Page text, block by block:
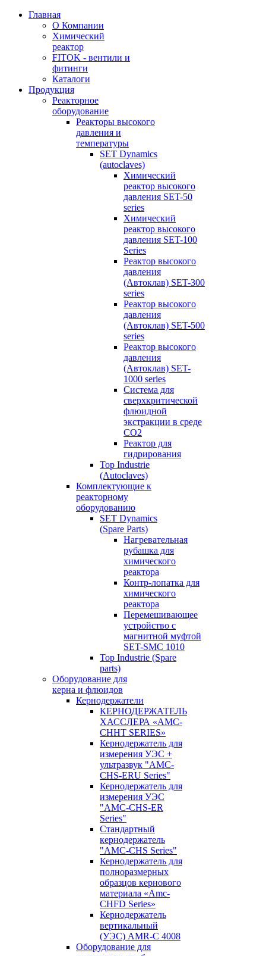
Главная
О Компании
Химический
реактор
FITOK - вентили и
фитинги
Каталоги
Продукция
Реакторное
оборудование
Реакторы высокого
давления и
температуры
SET Dynamics
(autoclaves)
Химический
реактор высокого
давления SET-50
series
Химический
реактор высокого
давления SET-100
Series
Реактор высокого
давления
(Автоклав) SET-300
series
Реактор высокого
давления
(Автоклав) SET-500
series
Реактор высокого
давления
(Автоклав) SET-
1000 series
Система для
сверхкритической
флюидной
экстракции в среде
СО2
Реактор для
гидрирования
Top Industrie
(Autoclaves)
Комплектующие к
реакторному
оборудованию
SET Dynamics
(Spare Parts)
Нагревательная
рубашка для
химического
реактора
Контр-лопатка для
химического
реактора
Перемешивающее
устройство с
магнитной муфтой
SET-SMC 1010
Top Industrie (Spare
parts)
Оборудование для
керна и флюидов
Кернодержатели
КЕРНОДЕРЖАТЕЛЬ
ХАССЛЕРА «AMC-
CHHT SERIES»
Кернодержатель для
измерения УЭС +
ультразвук "AMC-
CHS-ERU Series"
Кернодержатель для
измерения УЭС
"AMC-CHS-ER
Series"
Стандартный
кернодержатель
"AMC-CHS Series"
Кернодержатель для
полноразмерных
образцов кернового
материала «Amc-
CHFD Series»
Кернодержатель
вертикальный
(УЭС) AMR-C 4008
Оборудование для